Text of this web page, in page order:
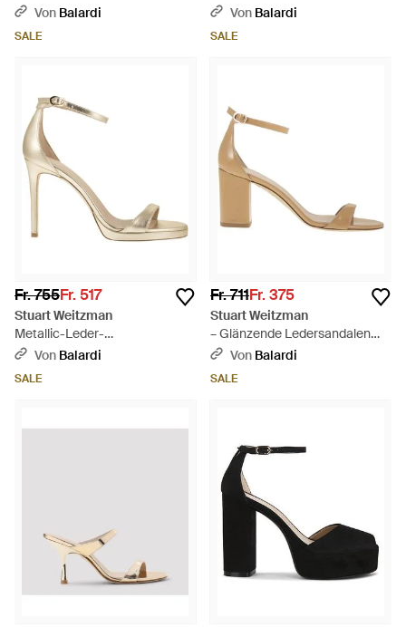
Von Balardi
SALE
aus Leder mit Stiletto-Absatz -
Von Balardi
SALE
Fr. 755Fr. 517
Stuart Weitzman
Metallic-Leder-
Plateausandalen mit Stiletto-
Von Balardi
SALE
Fr. 711Fr. 375
Stuart Weitzman
– Glänzende Ledersandalen
mit Blockabsatz - Natur
Von Balardi
SALE